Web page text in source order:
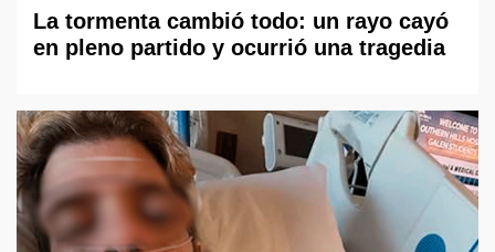
La tormenta cambió todo: un rayo cayó
en pleno partido y ocurrió una tragedia